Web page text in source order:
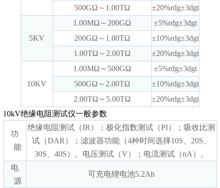
500GΩ～1.00TΩ
±20%rdg±3dgt
5KV
1.00MΩ～200GΩ
±5%rdg±3dgt
200GΩ～1.00TΩ
±10%rdg±3dgt
1.00TΩ～2.00TΩ
±20%rdg±3dgt
10KV
1.00MΩ～500GΩ
±5%rdg±3dgt
500GΩ～2.00TΩ
±10%rdg±3dgt
2.00TΩ～5.00TΩ
±20%rdg±3dgt
10kV绝缘电阻测试仪一般参数
功
能
绝缘电阻测试（IR）；极化指数测试（PI）；吸收比测
试（DAR）；滤波器功能（4种时间选择10S、20S、
30S、40S）。电压测试（V）；电流测试（nA）。
电
源
可充电锂电池5.2Ah